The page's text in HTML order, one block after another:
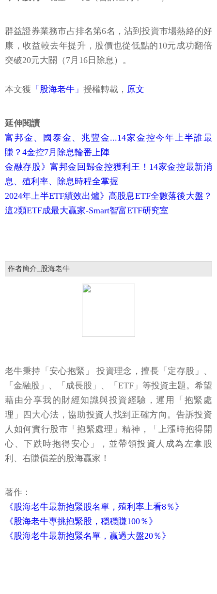
群益證券業務市占排名第6名，沾到投資市場熱絡的好
康，收益較去年提升，股價也從低點的10元成功翻倍
突破20元大關（7月16日除息）。
本文獲 「股海老牛」 授權轉載， 原文
延伸閱讀
富邦金、國泰金、兆豐金...14家金控今年上半誰最
賺？4金控7月除息輪番上陣
金融存股》富邦金回歸金控獲利王！14家金控最新消
息、殖利率、除息時程全掌握
2024年上半ETF績效出爐》高股息ETF全數落後大盤？
這2類ETF成最大贏家-Smart智富ETF研究室
作者簡介_股海老牛
老牛秉持「安心抱緊」 投資理念，擅長「定存股」、
「金融股」、「成長股」、「ETF」等投資主題。希望
藉由分享我的財經知識與投資經驗，運用「抱緊處
理」四大心法，協助投資人找到正確方向。告訴投資
人如何實行股市「抱緊處理」精神，「上漲時抱得開
心、下跌時抱得安心」，並帶領投資人成為左拿股
利、右賺價差的股海贏家！
著作：
《股海老牛最新抱緊股名單，殖利率上看8％》
《股海老牛專挑抱緊股，穩穩賺100％》
《股海老牛最新抱緊名單，贏過大盤20％》